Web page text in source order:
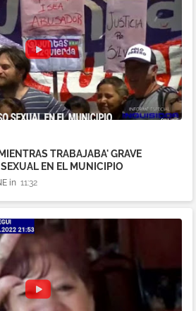
TRABAJABA' GRAVE
EN EL MUNICIPIO
11:32